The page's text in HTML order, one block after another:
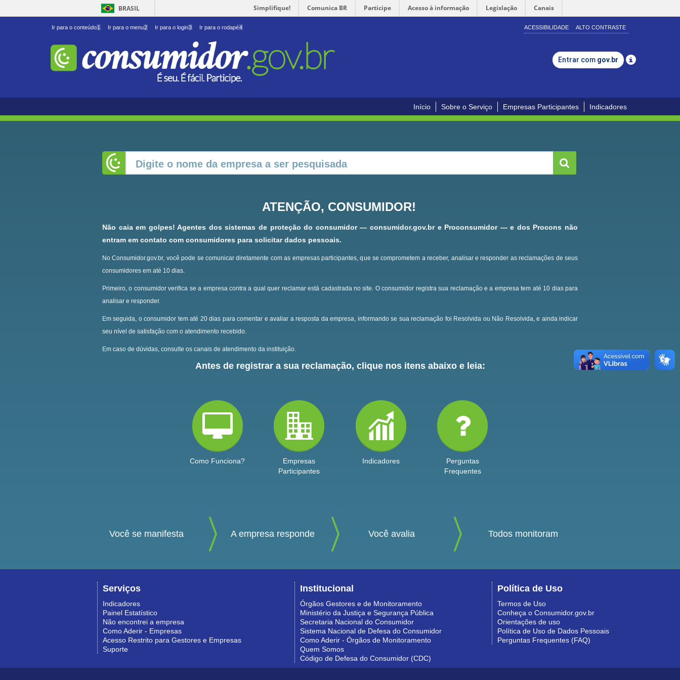
BRASIL Simplifique! Comunica BR Participe Acesso à informação Legislação Canais
Ir para o conteúdo1 Ir para o menu2 Ir para o login3 Ir para o rodapé4 ACESSIBILIDADE ALTO CONTRASTE
Entrar com gov.br
Início Sobre o Serviço Empresas Participantes Indicadores
ATENÇÃO, CONSUMIDOR!
Não caia em golpes! Agentes dos sistemas de proteção do consumidor — consumidor.gov.br e Proconsumidor — e dos Procons não
entram em contato com consumidores para solicitar dados pessoais.
No Consumidor.gov.br, você pode se comunicar diretamente com as empresas participantes, que se comprometem a receber, analisar e responder as reclamações de seus
consumidores em até 10 dias.
Primeiro, o consumidor verifica se a empresa contra a qual quer reclamar está cadastrada no site. O consumidor registra sua reclamação e a empresa tem até 10 dias para
analisar e responder.
Em seguida, o consumidor tem até 20 dias para comentar e avaliar a resposta da empresa, informando se sua reclamação foi Resolvida ou Não Resolvida, e ainda indicar
seu nível de satisfação com o atendimento recebido.
Em caso de dúvidas, consulte os canais de atendimento da instituição.
Antes de registrar a sua reclamação, clique nos itens abaixo e leia:
Como Funciona?
Empresas
Participantes
Indicadores
Perguntas
Frequentes
Você se manifesta A empresa responde Você avalia Todos monitoram
Serviços
Indicadores
Painel Estatístico
Não encontrei a empresa
Como Aderir - Empresas
Acesso Restrito para Gestores e Empresas
Suporte
Institucional
Órgãos Gestores e de Monitoramento
Ministério da Justiça e Segurança Pública
Secretaria Nacional do Consumidor
Sistema Nacional de Defesa do Consumidor
Como Aderir - Órgãos de Monitoramento
Quem Somos
Código de Defesa do Consumidor (CDC)
Política de Uso
Termos de Uso
Conheça o Consumidor.gov.br
Orientações de uso
Política de Uso de Dados Pessoais
Perguntas Frequentes (FAQ)